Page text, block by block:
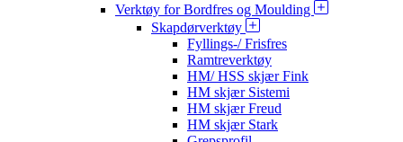
Verktøy for Bordfres og Moulding
Skapdørverktøy
Fyllings-/ Frisfres
Ramtreverktøy
HM/ HSS skjær Fink
HM skjær Sistemi
HM skjær Freud
HM skjær Stark